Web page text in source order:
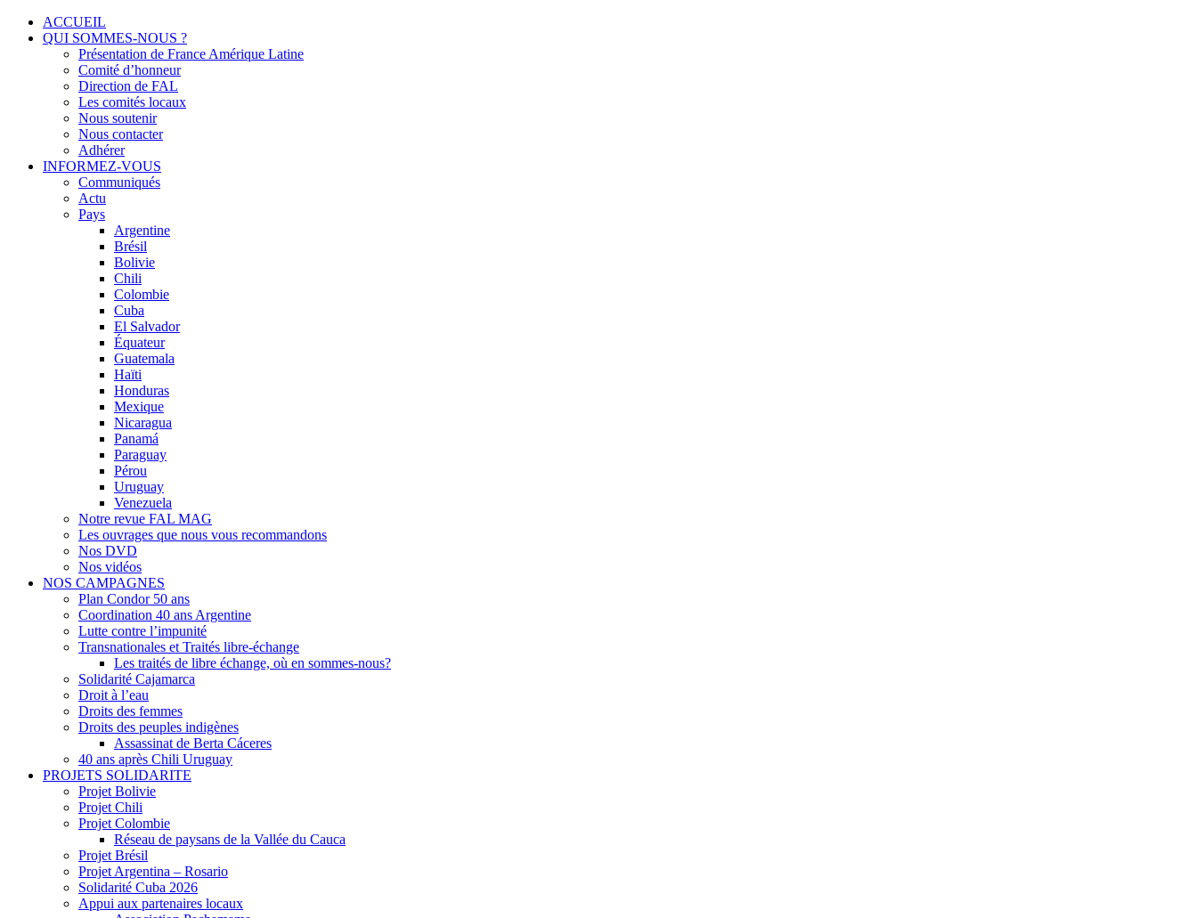
FRANCE AMERIQUE LATINE
Solidarité international et Amitiés entre les peuples
Menu
Skip
ACCUEIL
QUI SOMMES-NOUS ?
Présentation de France Amérique Latine
Comité d’honneur
Direction de FAL
Les comités locaux
Nous soutenir
Nous contacter
Adhérer
INFORMEZ-VOUS
Communiqués
Actu
Pays
Argentine
Brésil
Bolivie
Chili
Colombie
Cuba
El Salvador
Équateur
Guatemala
Haïti
Honduras
Mexique
Nicaragua
Panamá
Paraguay
Pérou
Uruguay
Venezuela
Notre revue FAL MAG
Les ouvrages que nous vous recommandons
Nos DVD
Nos vidéos
NOS CAMPAGNES
Plan Condor 50 ans
Coordination 40 ans Argentine
Lutte contre l’impunité
Transnationales et Traités libre-échange
Les traités de libre échange, où en sommes-nous?
Solidarité Cajamarca
Droit à l’eau
Droits des femmes
Droits des peuples indigènes
Assassinat de Berta Cáceres
40 ans après Chili Uruguay
PROJETS SOLIDARITE
Projet Bolivie
Projet Chili
Projet Colombie
Réseau de paysans de la Vallée du Cauca
Projet Brésil
Projet Argentina – Rosario
Solidarité Cuba 2026
Appui aux partenaires locaux